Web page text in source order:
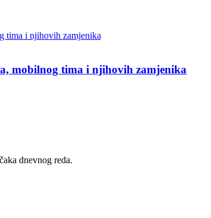
mobilnog tima i njihovih zamjenika
dnevnog reda.